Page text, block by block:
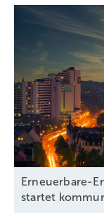
Erneuerbare-
startet